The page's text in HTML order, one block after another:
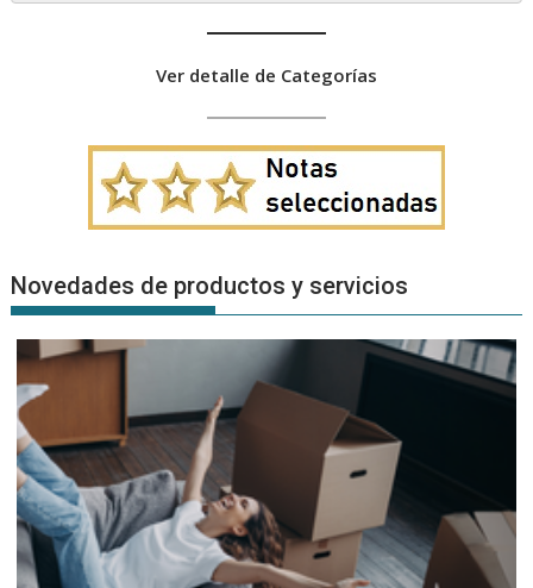
Ver detalle de Categorías
Novedades de productos y servicios